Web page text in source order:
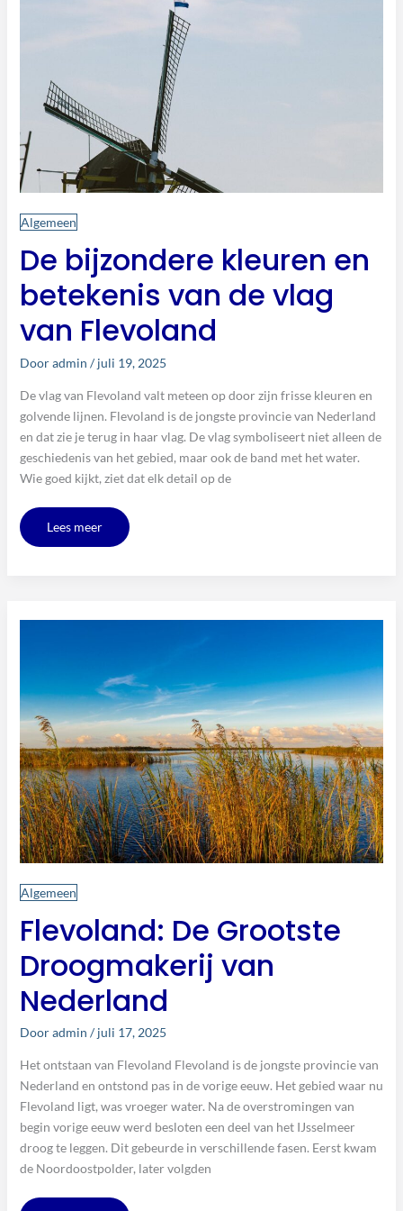
Algemeen
De bijzondere kleuren en
betekenis van de vlag
van Flevoland
Dooradmin /juli 19, 2025
De vlag van Flevoland valt meteen op door zijn frisse kleuren en
golvende lijnen. Flevoland is de jongste provincie van Nederland
en dat zie je terug in haar vlag. De vlag symboliseert niet alleen de
geschiedenis van het gebied, maar ook de band met het water.
Wie goed kijkt, ziet dat elk detail op de
Lees meer
Algemeen
Flevoland: De Grootste
Droogmakerij van
Nederland
Dooradmin /juli 17, 2025
Het ontstaan van Flevoland Flevoland is de jongste provincie van
Nederland en ontstond pas in de vorige eeuw. Het gebied waar nu
Flevoland ligt, was vroeger water. Na de overstromingen van
begin vorige eeuw werd besloten een deel van het IJsselmeer
droog te leggen. Dit gebeurde in verschillende fasen. Eerst kwam
de Noordoostpolder, later volgden
De